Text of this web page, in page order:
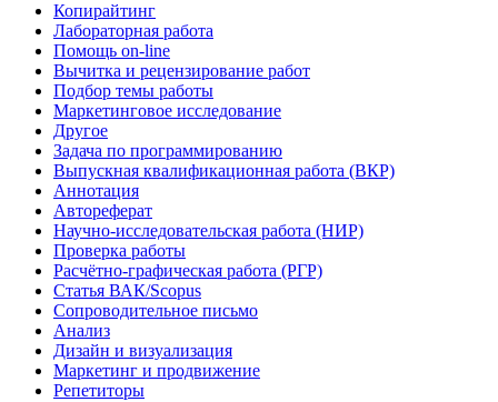
Копирайтинг
Лабораторная работа
Помощь on-line
Вычитка и рецензирование работ
Подбор темы работы
Маркетинговое исследование
Другое
Задача по программированию
Выпускная квалификационная работа (ВКР)
Аннотация
Автореферат
Научно-исследовательская работа (НИР)
Проверка работы
Расчётно-графическая работа (РГР)
Статья ВАК/Scopus
Сопроводительное письмо
Анализ
Дизайн и визуализация
Маркетинг и продвижение
Репетиторы